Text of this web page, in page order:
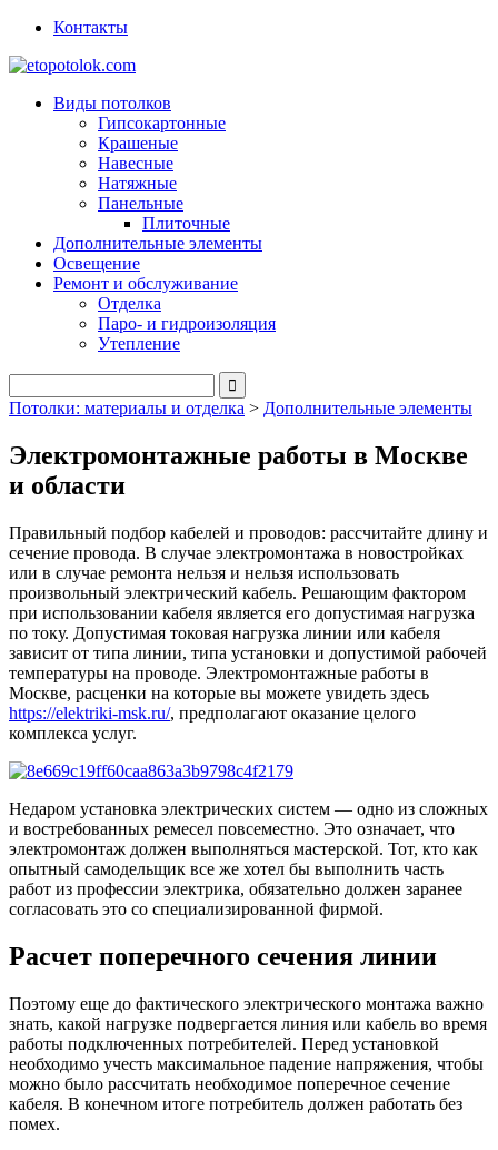
Контакты
Виды потолков
Гипсокартонные
Крашеные
Навесные
Натяжные
Панельные
Плиточные
Дополнительные элементы
Освещение
Ремонт и обслуживание
Отделка
Паро- и гидроизоляция
Утепление
Потолки: материалы и отделка > Дополнительные элементы
Электромонтажные работы в Москве
и области
Правильный подбор кабелей и проводов: рассчитайте длину и
сечение провода. В случае электромонтажа в новостройках
или в случае ремонта нельзя и нельзя использовать
произвольный электрический кабель. Решающим фактором
при использовании кабеля является его допустимая нагрузка
по току. Допустимая токовая нагрузка линии или кабеля
зависит от типа линии, типа установки и допустимой рабочей
температуры на проводе. Электромонтажные работы в
Москве, расценки на которые вы можете увидеть здесь
https://elektriki-msk.ru/, предполагают оказание целого
комплекса услуг.
Недаром установка электрических систем — одно из сложных
и востребованных ремесел повсеместно. Это означает, что
электромонтаж должен выполняться мастерской. Тот, кто как
опытный самодельщик все же хотел бы выполнить часть
работ из профессии электрика, обязательно должен заранее
согласовать это со специализированной фирмой.
Расчет поперечного сечения линии
Поэтому еще до фактического электрического монтажа важно
знать, какой нагрузке подвергается линия или кабель во время
работы подключенных потребителей. Перед установкой
необходимо учесть максимальное падение напряжения, чтобы
можно было рассчитать необходимое поперечное сечение
кабеля. В конечном итоге потребитель должен работать без
помех.